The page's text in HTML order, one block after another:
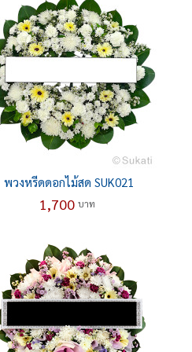
พวงหรีดดอกไม้สด SUK021
1,700บาท